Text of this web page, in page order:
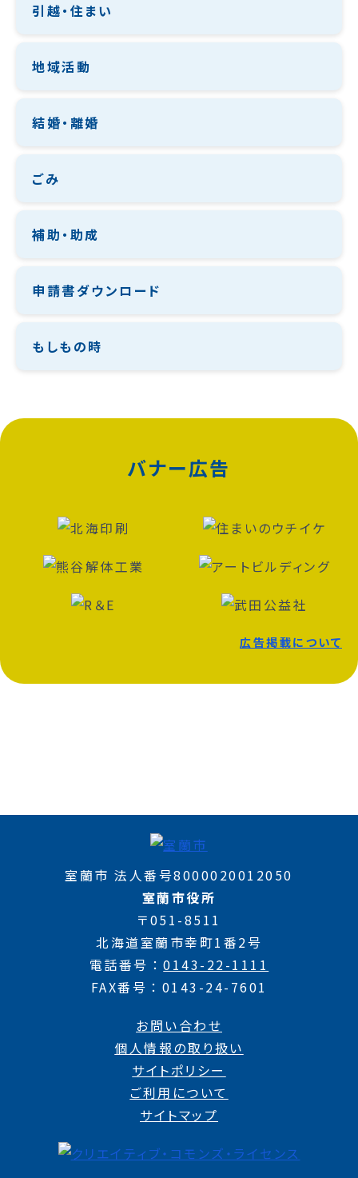
引越・住まい
地域活動
結婚・離婚
ごみ
補助・助成
申請書ダウンロード
もしもの時
バナー広告
広告掲載について
室蘭市 法人番号8000020012050
室蘭市役所
〒051-8511
北海道室蘭市幸町1番2号
電話番号
0143-22-1111
FAX番号
0143-24-7601
お問い合わせ
個人情報の取り扱い
サイトポリシー
ご利用について
サイトマップ